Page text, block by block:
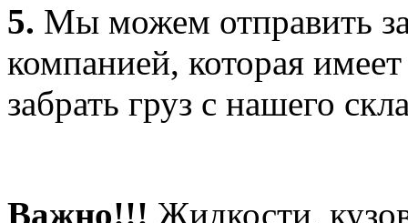
5. Мы можем отправить
компанией, которая
забрать груз с нашего
Важно!!! Жидкости,